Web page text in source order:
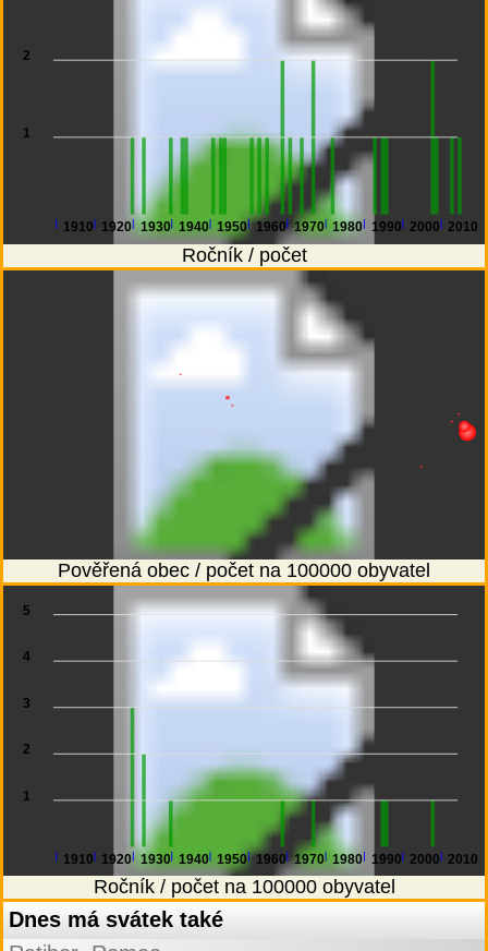
1910 1920 1930 1940 1950 1960 1970 1980 1990 2000 2010
1
2
Ročník / počet
Pověřená obec / počet na 100000 obyvatel
1910 1920 1930 1940 1950 1960 1970 1980 1990 2000 2010
1
2
3
4
5
Ročník / počet na 100000 obyvatel
Dnes má svátek také